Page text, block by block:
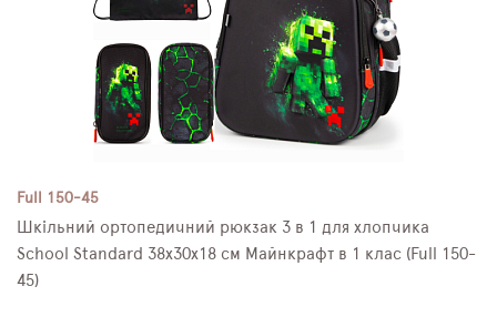
Full 150-45
Шкільний ортопедичний рюкзак 3 в 1 для хлопчика
School Standard 38х30х18 см Майнкрафт в 1 клас (Full 150-
45)